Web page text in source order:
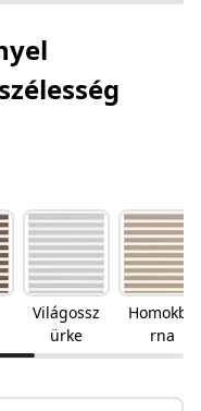
Világossz
ürke
Homokba
rna